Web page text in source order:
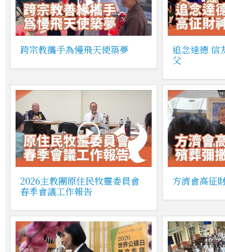
跨宗教攜手為慢飛天使築夢
追念達德 信
父
2026主教團原住民牧靈委員會
春季會議工作報告
方濟會高征